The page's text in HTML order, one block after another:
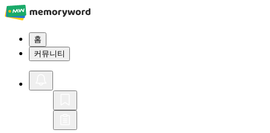
홈
커뮤니티